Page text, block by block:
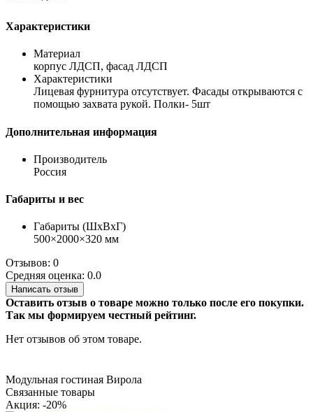
Характеристики
Материал
корпус ЛДСП, фасад ЛДСП
Характеристики
Лицевая фурнитура отсутствует. Фасады открываются с
помощью захвата рукой. Полки- 5шт
Дополнительная информация
Производитель
Россия
Габариты и вес
Габариты (ШхВхГ)
500×2000×320 мм
Отзывов: 0
Средняя оценка: 0.0
Написать отзыв
Оставить отзыв о товаре можно только после его покупки.
Так мы формируем честный рейтинг.
Нет отзывов об этом товаре.
Модульная гостиная Вирола
Связанные товары
Акция: -20%